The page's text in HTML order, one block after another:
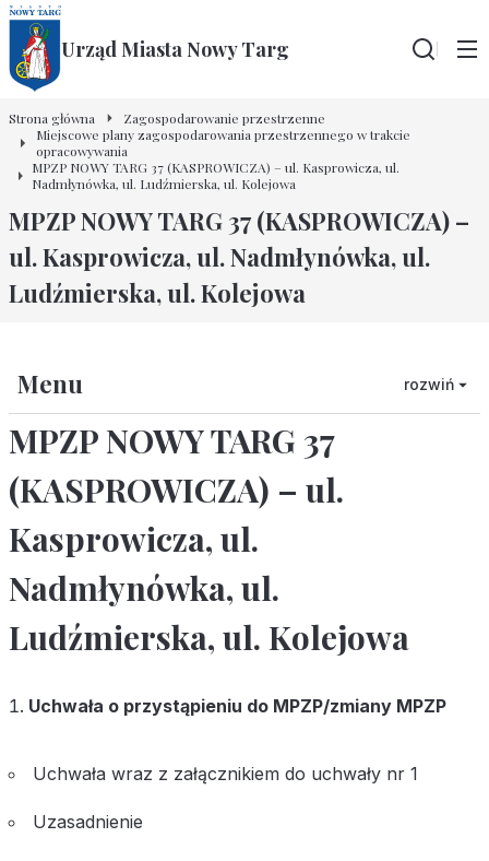
Urząd Miasta Nowy Targ
Strona główna
Zagospodarowanie przestrzenne
Miejscowe plany zagospodarowania przestrzennego w trakcie
opracowywania
MPZP NOWY TARG 37 (KASPROWICZA) – ul. Kasprowicza, ul.
Nadmłynówka, ul. Ludźmierska, ul. Kolejowa
MPZP NOWY TARG 37 (KASPROWICZA) –
ul. Kasprowicza, ul. Nadmłynówka, ul.
Ludźmierska, ul. Kolejowa
Menu rozwiń
MPZP NOWY TARG 37
(KASPROWICZA) – ul.
Kasprowicza, ul.
Nadmłynówka, ul.
Ludźmierska, ul. Kolejowa
Uchwała o przystąpieniu do MPZP/zmiany MPZP
Uchwała wraz z załącznikiem do uchwały nr 1
Uzasadnienie